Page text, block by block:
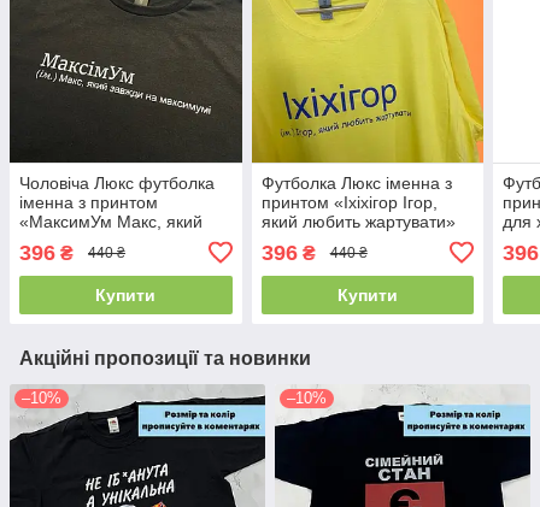
Чоловіча Люкс футболка
іменна з принтом
«МаксимУм Макс, який
100% бавовна
396 ₴ 440 ₴
Купити
Футболка Люкс іменна з
принтом «Іхіхігор Ігор,
який любить жартувати»
100% бавовна
396₴ 440 ₴
Купити
для
396
Акційні пропозиції та новинки
–10% –10%